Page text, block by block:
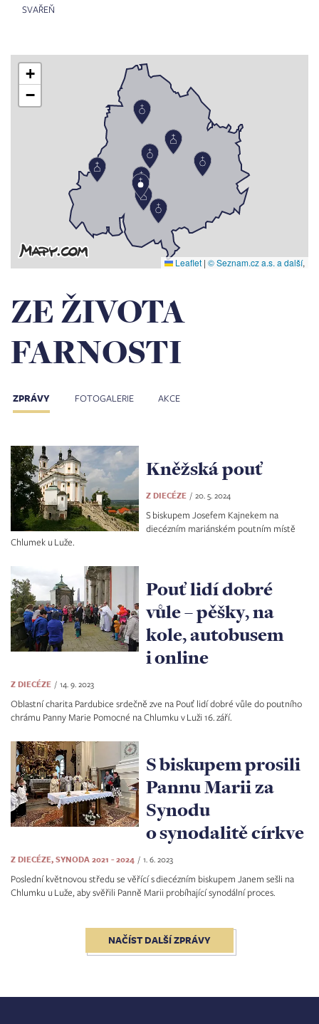
SVAŘEŇ
+
−
Leaflet | © Seznam.cz a.s. a další,
ZE ŽIVOTA
FARNOSTI
ZPRÁVY FOTOGALERIE AKCE
Kněžská pouť
Z DIECÉZE 20. 5. 2024
S biskupem Josefem Kajnekem na
diecézním mariánském poutním místě
Chlumek u Luže.
Pouť lidí dobré
vůle – pěšky, na
kole, autobusem
i online
Z DIECÉZE 14. 9. 2023
Oblastní charita Pardubice srdečně zve na Pouť lidí dobré vůle do poutního
chrámu Panny Marie Pomocné na Chlumku v Luži 16. září.
S biskupem prosili
Pannu Marii za
Synodu
o synodalitě církve
Z DIECÉZE, SYNODA 2021 - 2024 1. 6. 2023
Poslední květnovou středu se věřící s diecézním biskupem Janem sešli na
Chlumku u Luže, aby svěřili Panně Marii probíhající synodální proces.
NAČÍST DALŠÍ ZPRÁVY